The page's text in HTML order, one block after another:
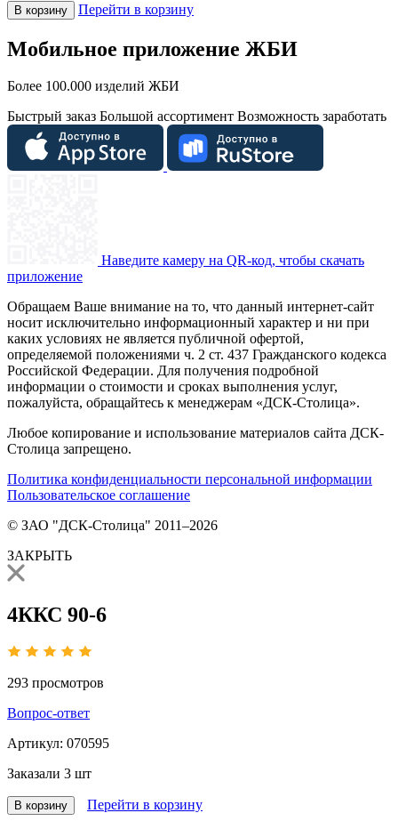
В корзину Перейти в корзину
Мобильное приложение ЖБИ
Более 100.000 изделий ЖБИ
Быстрый заказ Большой ассортимент Возможность заработать
Наведите камеру на QR-код, чтобы скачать
приложение
Обращаем Ваше внимание на то, что данный интернет-сайт
носит исключительно информационный характер и ни при
каких условиях не является публичной офертой,
определяемой положениями ч. 2 ст. 437 Гражданского кодекса
Российской Федерации. Для получения подробной
информации о стоимости и сроках выполнения услуг,
пожалуйста, обращайтесь к менеджерам «ДСК-Столица».
Любое копирование и использование материалов сайта ДСК-
Столица запрещено.
Политика конфиденциальности персональной информации
Пользовательское соглашение
© ЗАО "ДСК-Столица" 2011–2026
ЗАКРЫТЬ
4ККС 90-6
293 просмотров
Вопрос-ответ
Артикул: 070595
Заказали 3 шт
В корзину Перейти в корзину